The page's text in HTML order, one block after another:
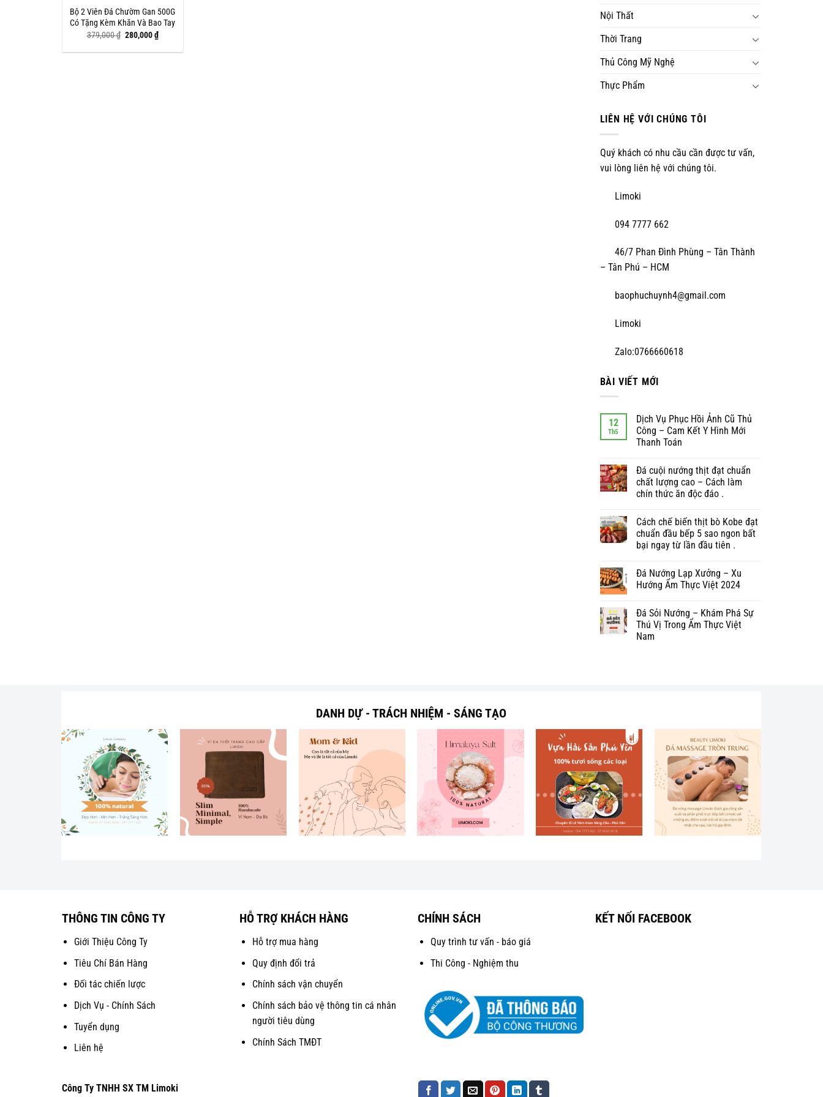
Bộ 2 Viên Đá Chườm Gan 500G
Có Tặng Kèm Khăn Và Bao Tay
379,000₫ Giá
là:
280,000₫Giá
hiện
tại
Nội Thất
Thời Trang
Thủ Công Mỹ Nghệ
Thực Phẩm
LIÊN HỆ VỚI CHÚNG TÔI
Quý khách có nhu cầu cần được tư vấn,
vui lòng liên hệ với chúng tôi.
Limoki
094 7777 662
46/7 Phan Đình Phùng – Tân Thành
– Tân Phú – HCM
baophuchuynh4@gmail.com
Limoki
Zalo:0766660618
BÀI VIẾT MỚI
12
Th5
Dịch Vụ Phục Hồi Ảnh Cũ Thủ
Công – Cam Kết Y Hình Mới
Thanh Toán
Đá cuội nướng thịt đạt chuẩn
chất lượng cao – Cách làm
chín thức ăn độc đáo .
Cách chế biến thịt bò Kobe đạt
chuẩn đầu bếp 5 sao ngon bất
bại ngay từ lần đầu tiên .
Đá Nướng Lạp Xưởng – Xu
Hướng Ẩm Thực Việt 2024
Đá Sỏi Nướng – Khám Phá Sự
Thú Vị Trong Ẩm Thực Việt
Nam
DANH DỰ - TRÁCH NHIỆM - SÁNG TẠO
THÔNG TIN CÔNG TY
Giới Thiệu Công Ty
Tiêu Chí Bán Hàng
Đối tác chiến lược
Dịch Vụ - Chính Sách
Tuyển dụng
Liên hệ
HỖ TRỢ KHÁCH HÀNG
Hỗ trợ mua hàng
Quy định đổi trả
Chính sách vận chuyển
Chính sách bảo vệ thông tin cá nhân
người tiêu dùng
Chính Sách TMĐT
CHÍNH SÁCH
Quy trình tư vấn - báo giá
Thi Công - Nghiệm thu
KẾT NỐI FACEBOOK
Công Ty TNHH SX TM Limoki